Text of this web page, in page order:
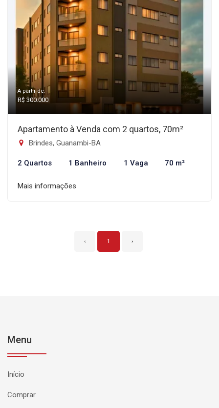
A partir de:
R$ 300.000
Apartamento à Venda com 2 quartos, 70m²
Brindes, Guanambi-BA
2 Quartos 1 Banheiro 1 Vaga 70 m²
Mais informações
‹ 1 ›
Menu
Início
Comprar